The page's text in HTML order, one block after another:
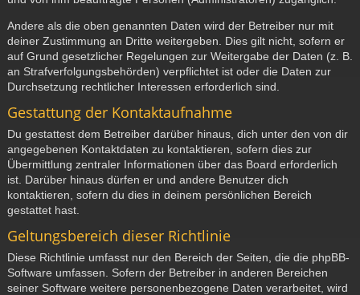
Andere als die oben genannten Daten wird der Betreiber nur mit
deiner Zustimmung an Dritte weitergeben. Dies gilt nicht, sofern er
auf Grund gesetzlicher Regelungen zur Weitergabe der Daten (z. B.
an Strafverfolgungsbehörden) verpflichtet ist oder die Daten zur
Durchsetzung rechtlicher Interessen erforderlich sind.
Gestattung der Kontaktaufnahme
Du gestattest dem Betreiber darüber hinaus, dich unter den von dir
angegebenen Kontaktdaten zu kontaktieren, sofern dies zur
Übermittlung zentraler Informationen über das Board erforderlich
ist. Darüber hinaus dürfen er und andere Benutzer dich
kontaktieren, sofern du dies in deinem persönlichen Bereich
gestattet hast.
Geltungsbereich dieser Richtlinie
Diese Richtlinie umfasst nur den Bereich der Seiten, die die phpBB-
Software umfassen. Sofern der Betreiber in anderen Bereichen
seiner Software weitere personenbezogene Daten verarbeitet, wird